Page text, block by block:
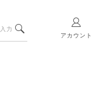
アカウント